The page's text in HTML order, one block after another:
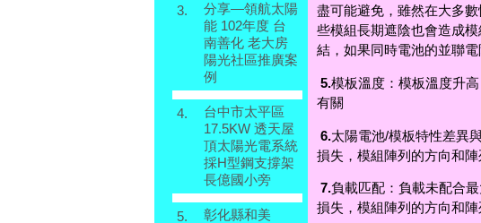
3.
分享—領航太陽
能 102年度 台
南善化 老大房
陽光社區推廣案
例
4.
台中市太平區
17.5KW 透天屋
頂太陽光電系統
採H型鋼支撐架
長億國小旁
5.
彰化縣和美
盡可能避免，雖然在大多
些模組長期遮陰也會造成
結，如果同時電池的並聯
5.模板溫度：模板溫度升
有關
6.太陽電池/模板特性差異
損失，模組陣列的方向和
7.負載匹配：負載未配合
損失，模組陣列的方向和